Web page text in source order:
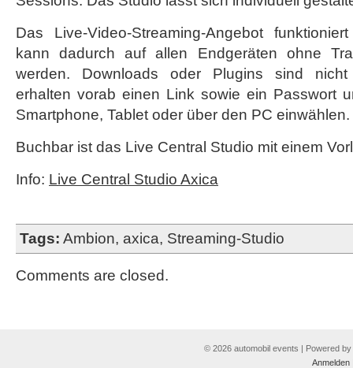
Das Live-Video-Streaming-Angebot
kann dadurch auf allen Endgeräten ohne
werden. Downloads oder Plugins sind nicht
erhalten vorab einen Link sowie ein Passwort
Smartphone, Tablet oder über den PC einwählen.
Buchbar ist das Live Central Studio mit einem
Info: Live Central Studio Axica
Tags: Ambion, axica, Streaming-Studio
Comments are closed.
© 2026 automobil events | Powered by
Anmelden|